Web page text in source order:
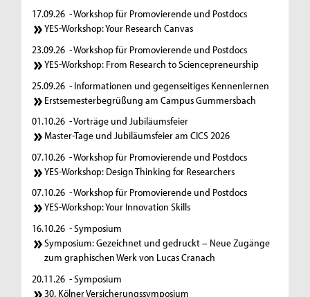
17.09.26 - Workshop für Promovierende und Postdocs
YES-Workshop: Your Research Canvas
23.09.26 - Workshop für Promovierende und Postdocs
YES-Workshop: From Research to Sciencepreneurship
25.09.26 - Informationen und gegenseitiges Kennenlernen
Erstsemesterbegrüßung am Campus Gummersbach
01.10.26 - Vorträge und Jubiläumsfeier
Master-Tage und Jubiläumsfeier am CICS 2026
07.10.26 - Workshop für Promovierende und Postdocs
YES-Workshop: Design Thinking for Researchers
07.10.26 - Workshop für Promovierende und Postdocs
YES-Workshop: Your Innovation Skills
16.10.26 - Symposium
Symposium: Gezeichnet und gedruckt – Neue Zugänge
zum graphischen Werk von Lucas Cranach
20.11.26 - Symposium
30. Kölner Versicherungssymposium